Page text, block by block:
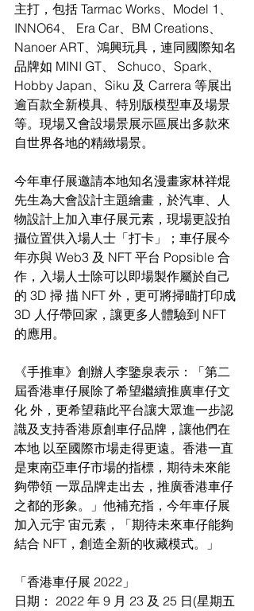
主打，包括 Tarmac Works、Model 1、
INNO64、 Era Car、BM Creations、
Nanoer ART、鴻興玩具，連同國際知名
品牌如 MINI GT、 Schuco、Spark、
Hobby Japan、Siku 及 Carrera 等展出
逾百款全新模具、特別版模型車及場景
等。現場又會設場景展示區展出多款來
自世界各地的精緻場景。
今年車仔展邀請本地知名漫畫家林祥焜
先生為大會設計主題繪畫，於汽車、人
物設計上加入車仔展元素，現場更設拍
攝位置供入場人士「打卡」；車仔展今
年亦與 Web3 及 NFT 平台 Popsible 合
作，入場人士除可以即場製作屬於自己
的 3D 掃 描 NFT 外，更可將掃瞄打印成
3D 人仔帶回家，讓更多人體驗到 NFT
的應用。
《手推車》創辦人李鑒泉表示：「第二
屆香港車仔展除了希望繼續推廣車仔文
化 外，更希望藉此平台讓大眾進一步認
識及支持香港原創車仔品牌，讓他們在
本地 以至國際市場走得更遠。香港一直
是東南亞車仔市場的指標，期待未來能
夠帶領 一眾品牌走出去，推廣香港車仔
之都的形象。」他補充指，今年車仔展
加入元宇 宙元素，「期待未來車仔能夠
結合 NFT，創造全新的收藏模式。」
「香港車仔展 2022」
日期： 2022 年 9 月 23 及 25 日(星期五